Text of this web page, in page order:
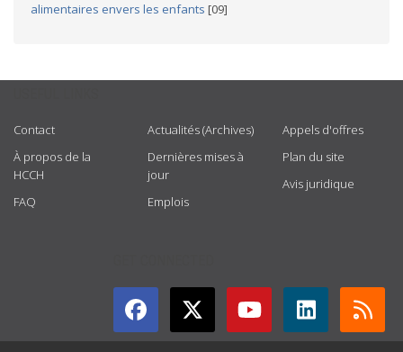
alimentaires envers les enfants [09]
Contact
À propos de la
HCCH
FAQ
Actualités (Archives)
Dernières mises à
jour
Emplois
Appels d'offres
Plan du site
Avis juridique